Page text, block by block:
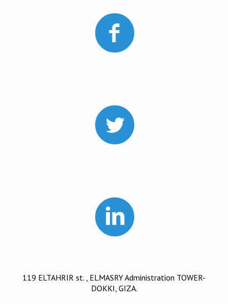
119 ELTAHRIR st. , ELMASRY Administration TOWER-
DOKKI, GIZA.